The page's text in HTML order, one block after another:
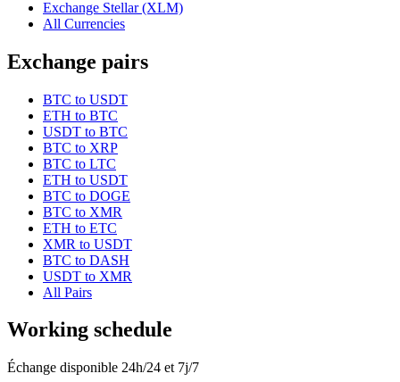
Exchange Stellar (XLM)
All Currencies
Exchange pairs
BTC to USDT
ETH to BTC
USDT to BTC
BTC to XRP
BTC to LTC
ETH to USDT
BTC to DOGE
BTC to XMR
ETH to ETC
XMR to USDT
BTC to DASH
USDT to XMR
All Pairs
Working schedule
Échange disponible 24h/24 et 7j/7